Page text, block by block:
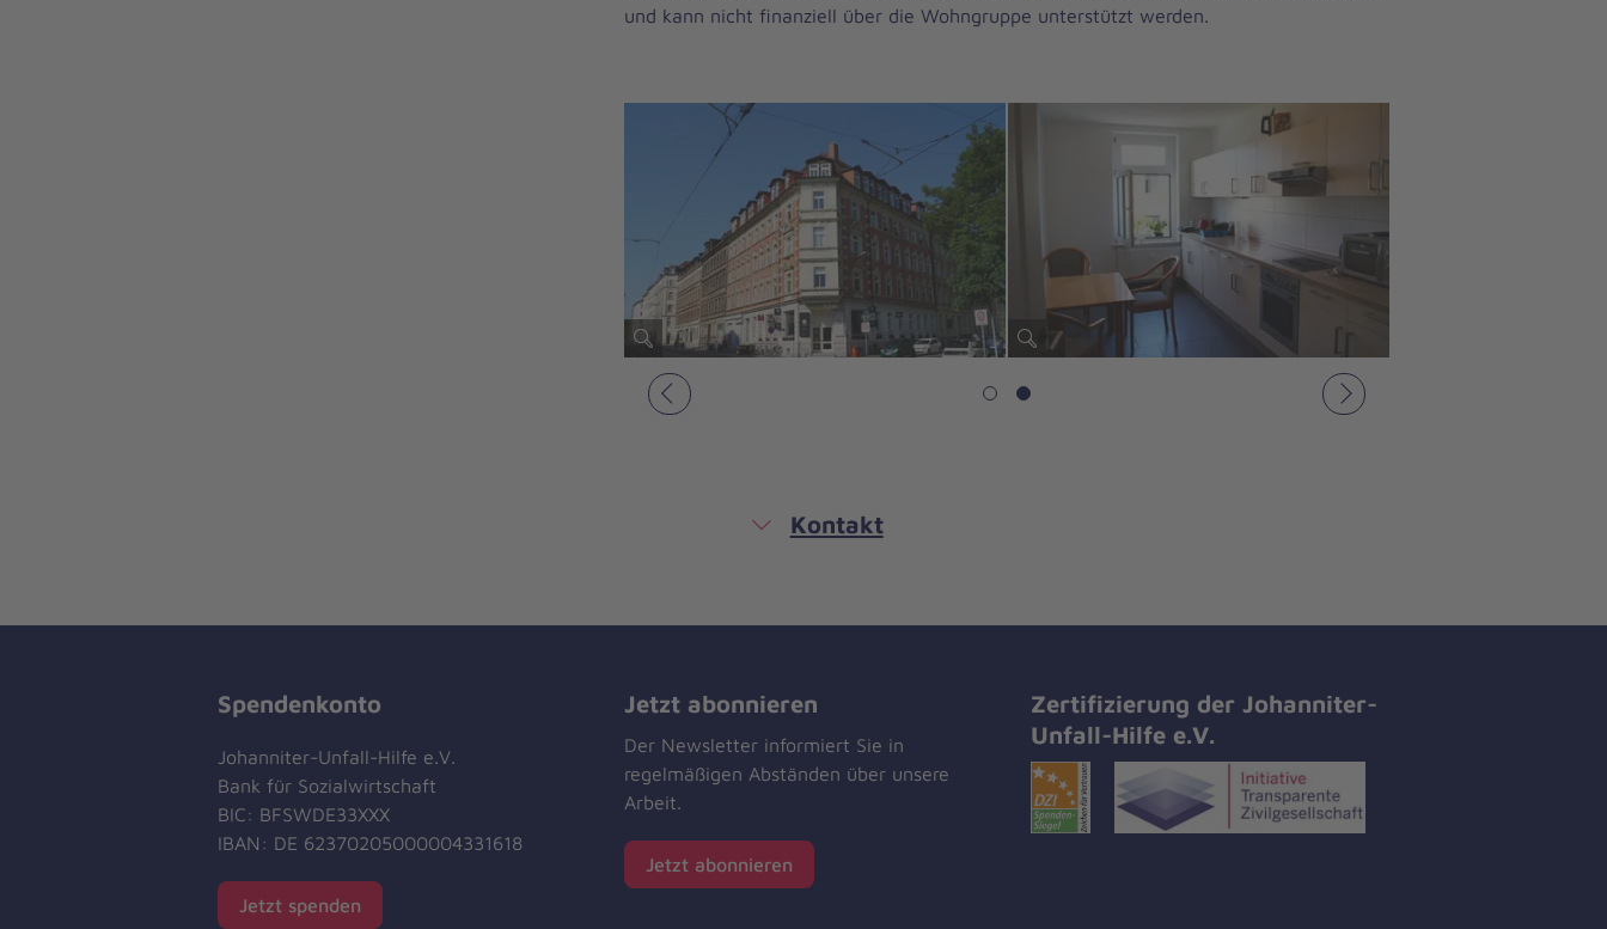
und kann nicht finanziell über die Wohngruppe unterstützt werden.
Vorheriges Nächstes
Kontakt
Spendenkonto
Johanniter-Unfall-Hilfe e.V.
Bank für Sozialwirtschaft
BIC: BFSWDE33XXX
IBAN: DE 62370205000004331618
Jetzt spenden
Jetzt abonnieren
Der Newsletter informiert Sie in
regelmäßigen Abständen über unsere
Arbeit.
Jetzt abonnieren
Zertifizierung der Johanniter-
Unfall-Hilfe e.V.